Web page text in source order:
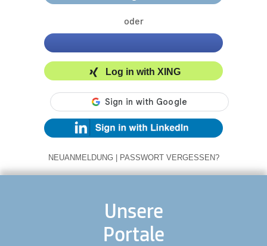
oder
Log in with XING
NEUANMELDUNG | PASSWORT VERGESSEN?
Unsere
Portale